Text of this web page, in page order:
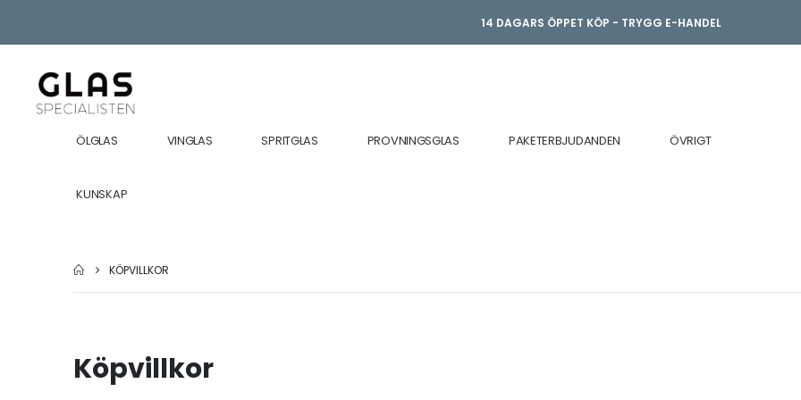
14 DAGARS ÖPPET KÖP - TRYGG E-HANDEL
ÖLGLAS VINGLAS SPRITGLAS PROVNINGSGLAS PAKETERBJUDANDEN ÖVRIGT
KUNSKAP
KÖPVILLKOR
Köpvillkor